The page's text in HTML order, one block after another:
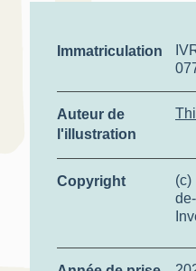
Immatriculation
Auteur de
l'illustration
Copyright
(c)